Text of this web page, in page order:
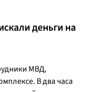
деньги на
МВД,
В два часа